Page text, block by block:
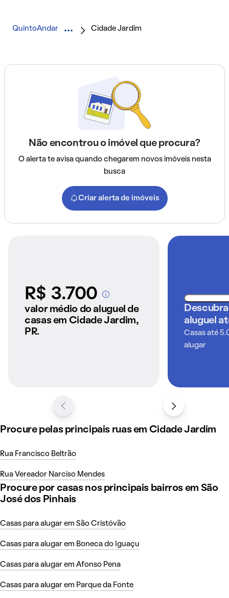
QuintoAndar Cidade Jardim
Não encontrou o imóvel que procura?
O alerta te avisa quando chegarem novos imóveis nesta
busca
Criar alerta de imóveis
R$ 3.700A partir dos imóveis
anunciados pelo
QuintoAndar
valor médio do aluguel de
casas em Cidade Jardim,
PR.
aluguel
Casas até
alugar
Procure pelas principais ruas em Cidade Jardim
Rua Francisco Beltrão
Rua Vereador Narciso Mendes
Procure por casas nos principais bairros em São
José dos Pinhais
Casas para alugar em São Cristóvão
Casas para alugar em Boneca do Iguaçu
Casas para alugar em Afonso Pena
Casas para alugar em Parque da Fonte